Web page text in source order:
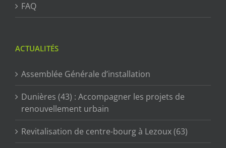
FAQ
ACTUALITÉS
Assemblée Générale d’installation
Dunières (43) : Accompagner les projets de
renouvellement urbain
Revitalisation de centre-bourg à Lezoux (63)